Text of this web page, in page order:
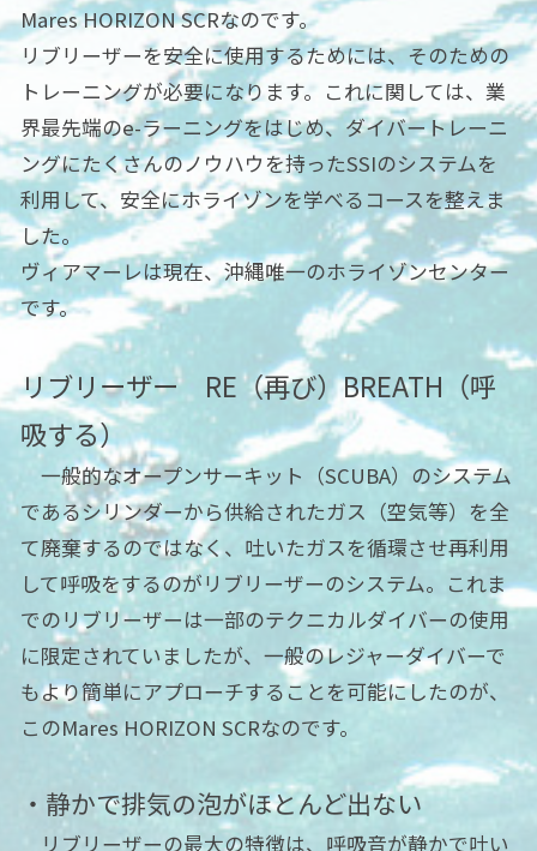
Mares HORIZON SCRなのです。
リブリーザーを安全に使用するためには、そのための
トレーニングが必要になります。これに関しては、業
界最先端のe-ラーニングをはじめ、ダイバートレーニ
ングにたくさんのノウハウを持ったSSIのシステムを
利用して、安全にホライゾンを学べるコースを整えま
した。
ヴィアマーレは現在、沖縄唯一のホライゾンセンター
です。
リブリーザー RE（再び）BREATH（呼
吸する）
一般的なオープンサーキット（SCUBA）のシステム
であるシリンダーから供給されたガス（空気等）を全
て廃棄するのではなく、吐いたガスを循環させ再利用
して呼吸をするのがリブリーザーのシステム。これま
でのリブリーザーは一部のテクニカルダイバーの使用
に限定されていましたが、一般のレジャーダイバーで
もより簡単にアプローチすることを可能にしたのが、
このMares HORIZON SCRなのです。
・静かで排気の泡がほとんど出ない
リブリーザーの最大の特徴は、呼吸音が静かで吐い